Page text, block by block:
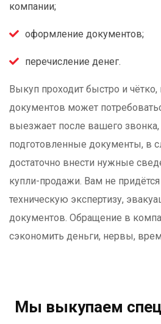
компании;
оформление документов;
перечисление денег.
Выкуп проходит быстро и
документов может
выезжает после вашего звонка,
подготовленные документы, в
достаточно внести нужные
купли-продажи. Вам не придётся
техническую экспертизу,
документов. Обращение в
сэкономить деньги, нервы,
Мы выкупаем